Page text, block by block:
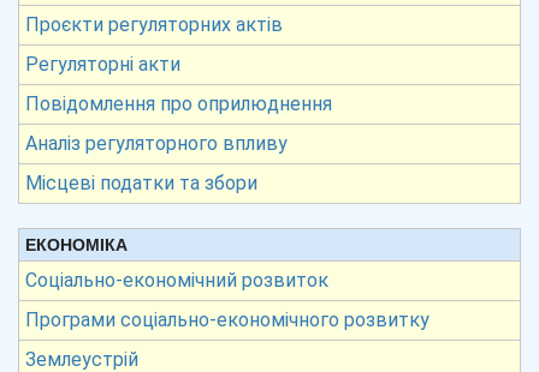
Проєкти регуляторних актів
Регуляторні акти
Повідомлення про оприлюднення
Аналіз регуляторного впливу
Місцеві податки та збори
ЕКОНОМІКА
Соціально-економічний розвиток
Програми соціально-економічного розвитку
Землеустрій